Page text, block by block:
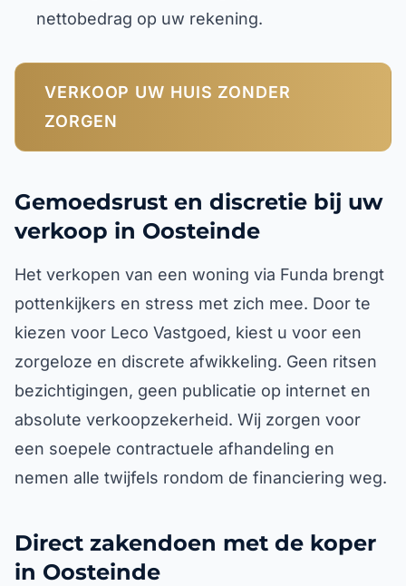
nettobedrag op uw rekening.
VERKOOP UW HUIS ZONDER
ZORGEN
Gemoedsrust en discretie bij uw
verkoop in Oosteinde
Het verkopen van een woning via Funda brengt
pottenkijkers en stress met zich mee. Door te
kiezen voor Leco Vastgoed, kiest u voor een
zorgeloze en discrete afwikkeling. Geen ritsen
bezichtigingen, geen publicatie op internet en
absolute verkoopzekerheid. Wij zorgen voor
een soepele contractuele afhandeling en
nemen alle twijfels rondom de financiering weg.
Direct zakendoen met de koper
in Oosteinde